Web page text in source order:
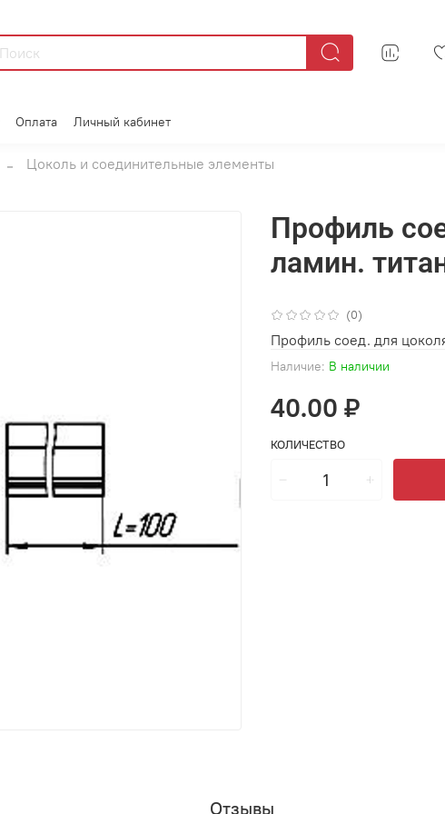
Оплата Личный кабинет
Цоколь и соединительные элементы
(0)
Наличие: В наличии
Профиль
ламин.
40.00 ₽
КОЛИЧЕСТВО
Профиль соед. для
Отзывы